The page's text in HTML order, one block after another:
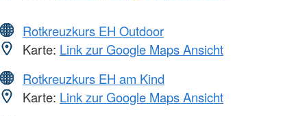
Rotkreuzkurs EH Outdoor
Karte: Link zur Google Maps Ansicht
Rotkreuzkurs EH am Kind
Karte: Link zur Google Maps Ansicht